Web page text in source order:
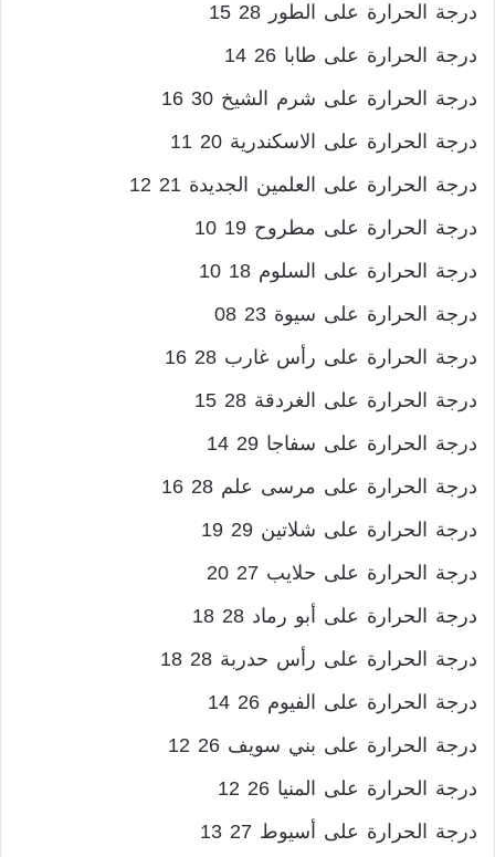
درجة الحرارة على الطور 28 15
درجة الحرارة على طابا 26 14
درجة الحرارة على شرم الشيخ 30 16
درجة الحرارة على الاسكندرية 20 11
درجة الحرارة على العلمين الجديدة 21 12
درجة الحرارة على مطروح 19 10
درجة الحرارة على السلوم 18 10
درجة الحرارة على سيوة 23 08
درجة الحرارة على رأس غارب 28 16
درجة الحرارة على الغردقة 28 15
درجة الحرارة على سفاجا 29 14
درجة الحرارة على مرسى علم 28 16
درجة الحرارة على شلاتين 29 19
درجة الحرارة على حلايب 27 20
درجة الحرارة على أبو رماد 28 18
درجة الحرارة على رأس حدربة 28 18
درجة الحرارة على الفيوم 26 14
درجة الحرارة على بني سويف 26 12
درجة الحرارة على المنيا 26 12
درجة الحرارة على أسيوط 27 13